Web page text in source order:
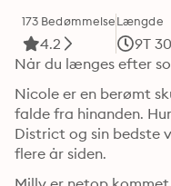
173 Bedømmelse
4.2
Længde
9T
Når du længes efter
Nicole er en berømt
falde fra hinanden.
District og sin bedste
flere år siden.